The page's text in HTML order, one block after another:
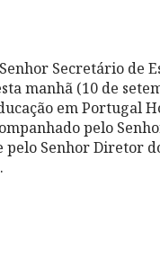
Secretário de
manhã (10 de
em Portugal
pelo
pelo Senhor Diretor